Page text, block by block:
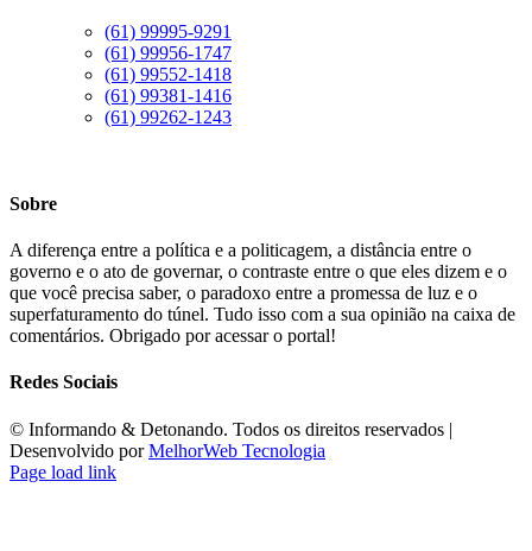
(61) 99995-9291
(61) 99956-1747
(61) 99552-1418
(61) 99381-1416
(61) 99262-1243
Sobre
A diferença entre a política e a politicagem, a distância entre o
governo e o ato de governar, o contraste entre o que eles dizem e o
que você precisa saber, o paradoxo entre a promessa de luz e o
superfaturamento do túnel. Tudo isso com a sua opinião na caixa de
comentários. Obrigado por acessar o portal!
Redes Sociais
©️ Informando & Detonando. Todos os direitos reservados |
Desenvolvido porMelhorWeb Tecnologia
Page load link